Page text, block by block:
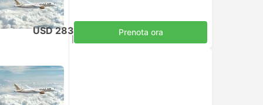
USD 283 Prenota ora